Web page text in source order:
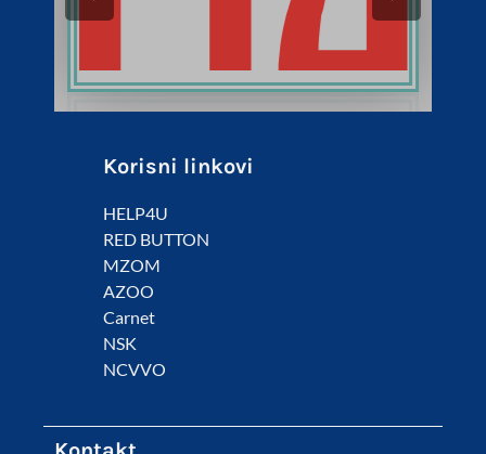
Korisni linkovi
HELP4U
RED BUTTON
MZOM
AZOO
Carnet
NSK
NCVVO